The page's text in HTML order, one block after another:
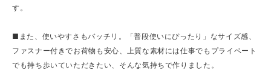
す。
■また、使いやすさもバッチリ。「普段使いにぴったり」なサイズ感、
ファスナー付きでお荷物も安心、上質な素材には仕事でもプライベート
でも持ち歩いていただきたい、そんな気持ちで作りました。